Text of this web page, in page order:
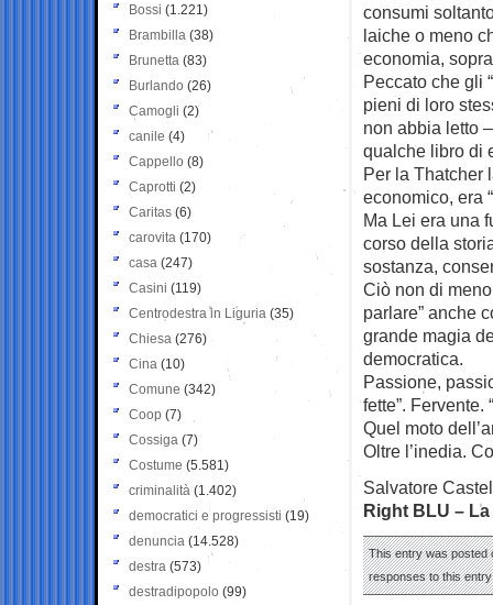
consumi
laiche o meno
economia,
Peccato che gli
pieni di loro
non abbia letto
qualche libro di
Per la Thatcher
economico, era
Ma Lei era una
corso della
sostanza,
Ciò non di
parlare” anche
grande magia
democratica.
Passione,
fette”. Fervente.
Quel moto
Oltre l’inedia.
Salvatore
Right BLU –
This entry was posted
responses to this
Bossi (1.221)
Brambilla (38)
Brunetta (83)
Burlando (26)
Camogli (2)
canile (4)
Cappello (8)
Caprotti (2)
Caritas (6)
carovita (170)
casa (247)
Casini (119)
Centrodestra in Liguria (35)
Chiesa (276)
Cina (10)
Comune (342)
Coop (7)
Cossiga (7)
Costume (5.581)
criminalità (1.402)
democratici e progressisti (19)
denuncia (14.528)
destra (573)
destradipopolo (99)